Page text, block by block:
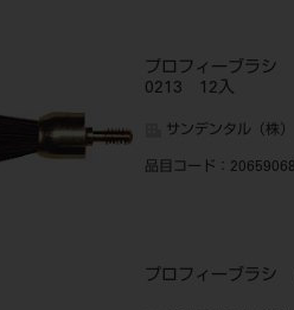
プロフィ
0213 12入
サンデンタル（株）
品目コード ：
プロフィーブラ